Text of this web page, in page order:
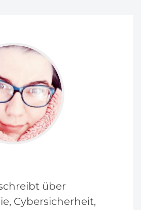
über
Cybersicherheit,